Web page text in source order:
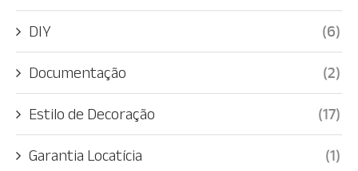
DIY (6)
Documentação (2)
Estilo de Decoração (17)
Garantia Locatícia (1)